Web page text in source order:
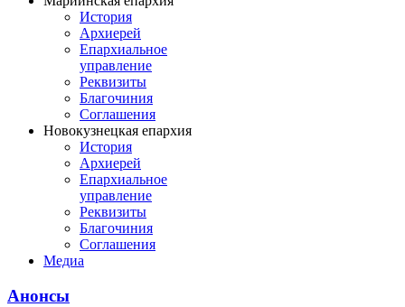
История
Архиерей
Епархиальное
управление
Реквизиты
Благочиния
Соглашения
Новокузнецкая епархия
История
Архиерей
Епархиальное
управление
Реквизиты
Благочиния
Соглашения
Медиа
Анонсы